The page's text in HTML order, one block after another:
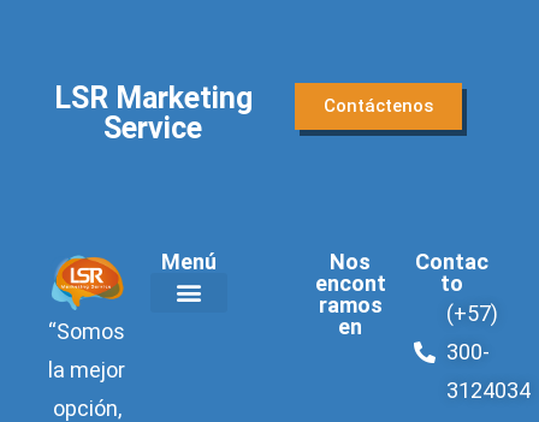
LSR Marketing
Service
Contáctenos
“Somos
la mejor
opción,
Menú
Nos
encont
ramos
en
Contac
to
(+57)
300-
3124034